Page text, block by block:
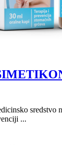
sredstvo
...